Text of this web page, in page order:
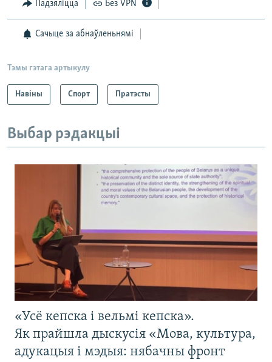
Падзяліцца Без VPN
Сачыце за абнаўленьнямі
Тэмы гэтага артыкулу
Навіны Спорт Пратэсты
Выбар рэдакцыі
«Усё кепска і вельмі кепска».
Як прайшла дыскусія «Мова, культура,
адукацыя і мэдыя: нябачны фронт